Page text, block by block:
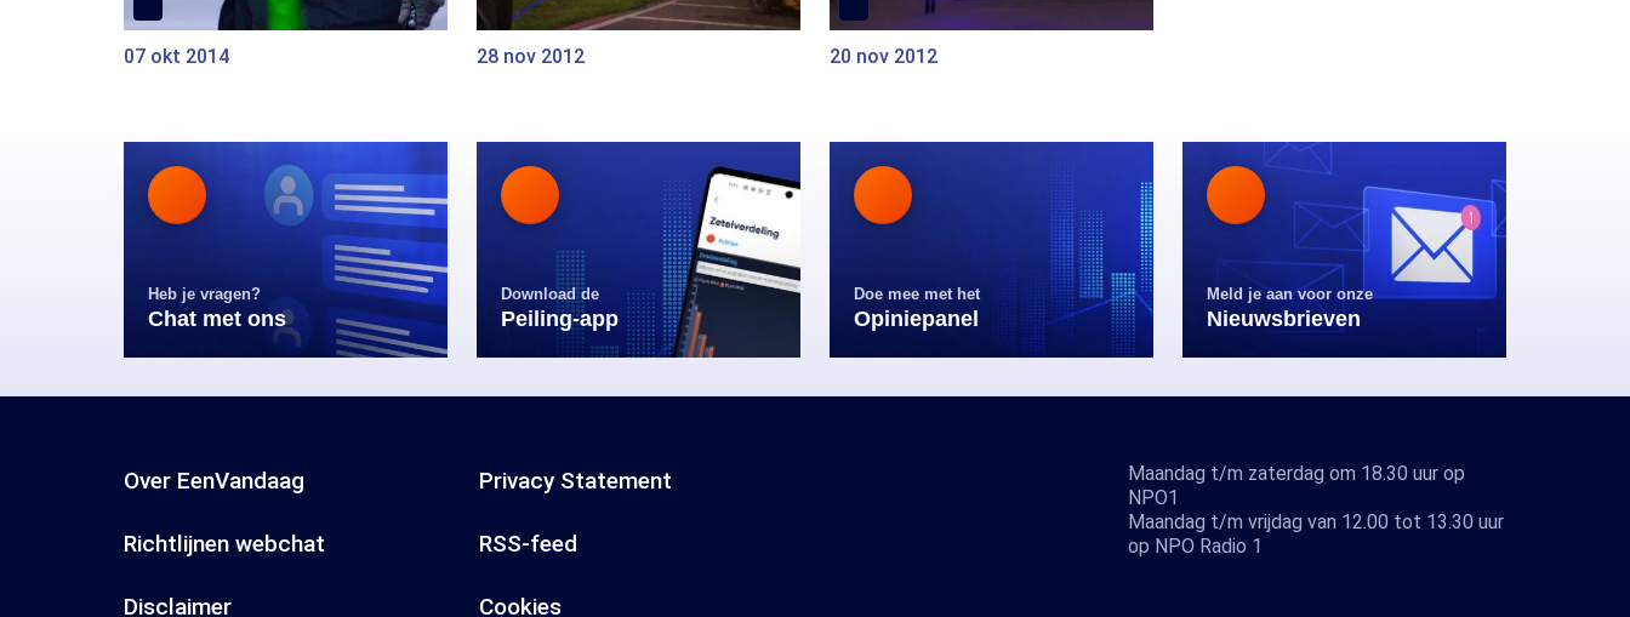
07 okt 2014 28 nov 2012 20 nov 2012
Heb je vragen?
Chat met ons
Download de
Peiling-app
Doe mee met het
Opiniepanel
Meld je aan voor onze
Nieuwsbrieven
Over EenVandaag Privacy Statement
Richtlijnen webchat RSS-feed
Disclaimer Cookies
Maandag t/m zaterdag om 18.30 uur op
NPO1
Maandag t/m vrijdag van 12.00 tot 13.30 uur
op NPO Radio 1